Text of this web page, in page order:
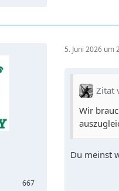
667
5. Juni 2026 um
Zitat
Wir
Du meinst